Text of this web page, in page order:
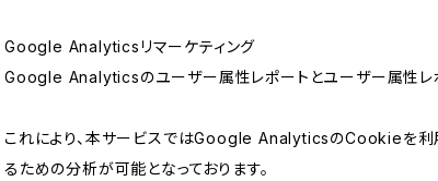
Google Analyticsリマーケティング
Google Analyticsのユーザー属性レポートとユーザー属性レ
これにより、本サービスではGoogle AnalyticsのCookieを利
るための分析が可能となっております。